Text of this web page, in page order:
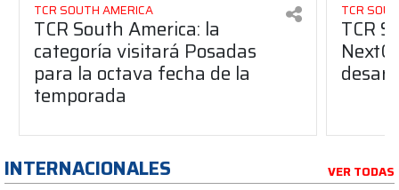
TCR SOUTH AMERICA
TCR South America: la
categoría visitará Posadas
para la octava fecha de la
temporada
TCR
TCR
INTERNACIONALES VER TODAS